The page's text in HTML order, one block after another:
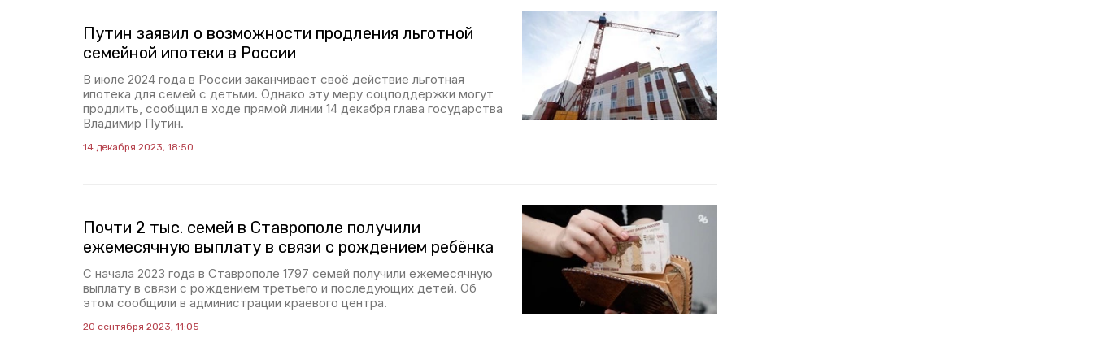
Путин заявил о возможности продления льготной
семейной ипотеки в России
В июле 2024 года в России заканчивает своё действие льготная
ипотека для семей с детьми. Однако эту меру соцподдержки могут
продлить, сообщил в ходе прямой линии 14 декабря глава государства
Владимир Путин.
14 декабря 2023, 18:50
Почти 2 тыс. семей в Ставрополе получили
ежемесячную выплату в связи с рождением ребёнка
С начала 2023 года в Ставрополе 1797 семей получили ежемесячную
выплату в связи с рождением третьего и последующих детей. Об
этом сообщили в администрации краевого центра.
20 сентября 2023, 11:05